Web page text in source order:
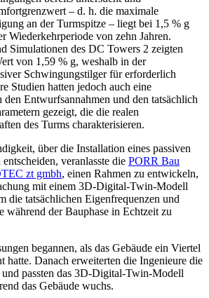
– d. h. die maximale
an der Turmspitze – liegt bei 1,5 % g
Wiederkehrperiode von zehn Jahren.
Simulationen des DC Towers 2 zeigten
von 1,59 % g, weshalb in der
Schwingungstilger für erforderlich
Studien hatten jedoch auch eine
Entwurfsannahmen und den tatsächlich
gezeigt, die die realen
des Turms charakterisieren.
über die Installation eines passiven
veranlasste die PORR Bau
zt gmbh, einen Rahmen zu entwickeln,
mit einem 3D-Digital-Twin-Modell
die tatsächlichen Eigenfrequenzen und
während der Bauphase in Echtzeit zu
begannen, als das Gebäude ein Viertel
hatte. Danach erweiterten die Ingenieure die
und passten das 3D-Digital-Twin-Modell
das Gebäude wuchs.